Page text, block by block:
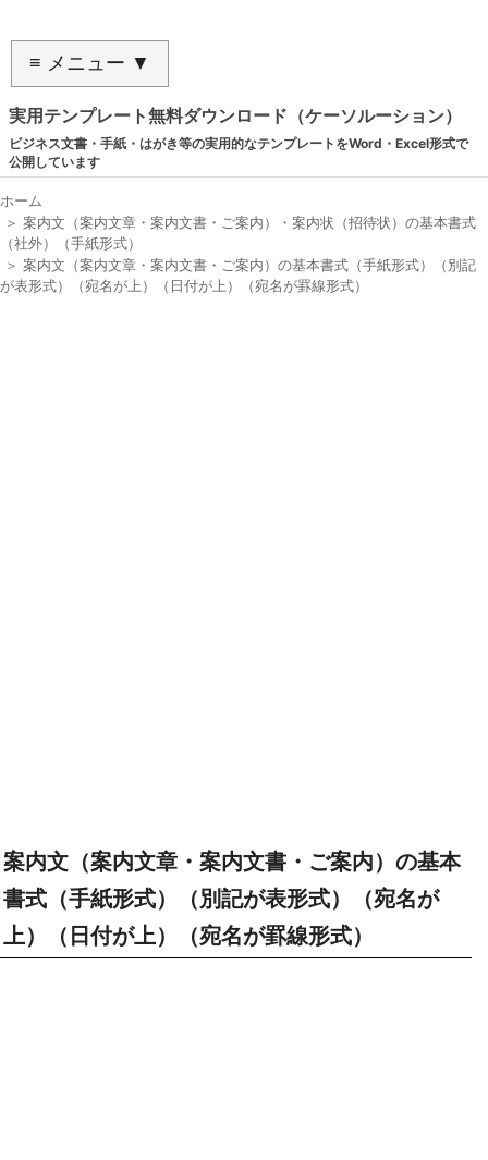
≡ メニュー ▼
実用テンプレート無料ダウンロード（ケーソルーション）
ビジネス文書・手紙・はがき等の実用的なテンプレートをWord・Excel形式で
公開しています
ホーム
＞ 案内文（案内文章・案内文書・ご案内）・案内状（招待状）の基本書式
（社外）（手紙形式）
＞ 案内文（案内文章・案内文書・ご案内）の基本書式（手紙形式）（別記
が表形式）（宛名が上）（日付が上）（宛名が罫線形式）
案内文（案内文章・案内文書・ご案内）の基本
書式（手紙形式）（別記が表形式）（宛名が
上）（日付が上）（宛名が罫線形式）